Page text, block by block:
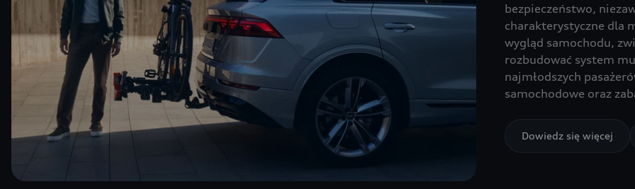
bezpieczeństwo,
charakterystyczne dla
wygląd samochodu,
rozbudować system
najmłodszych
samochodowe oraz
Dowiedz się więcej